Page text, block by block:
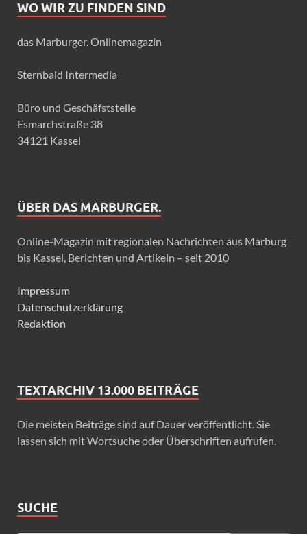
WO WIR ZU FINDEN SIND
das Marburger. Onlinemagazin
Sternbald Intermedia
Büro und Geschäfststelle
Esmarchstraße 38
34121 Kassel
ÜBER DAS MARBURGER.
Online-Magazin mit regionalen Nachrichten aus Marburg
bis Kassel, Berichten und Artikeln – seit 2010
Impressum
Datenschutzerklärung
Redaktion
TEXTARCHIV 13.000 BEITRÄGE
Die meisten Beiträge sind auf Dauer veröffentlicht. Sie
lassen sich mit Wortsuche oder Überschriften aufrufen.
SUCHE